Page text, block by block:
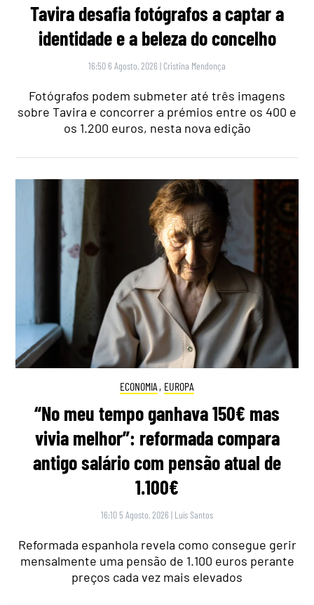
Tavira desafia fotógrafos a captar a
identidade e a beleza do concelho
16:50 6 Agosto, 2026 | Cristina Mendonça
Fotógrafos podem submeter até três imagens
sobre Tavira e concorrer a prémios entre os 400 e
os 1.200 euros, nesta nova edição
ECONOMIA , EUROPA
“No meu tempo ganhava 150€ mas
vivia melhor”: reformada compara
antigo salário com pensão atual de
1.100€
16:10 5 Agosto, 2026 | Luís Santos
Reformada espanhola revela como consegue gerir
mensalmente uma pensão de 1.100 euros perante
preços cada vez mais elevados